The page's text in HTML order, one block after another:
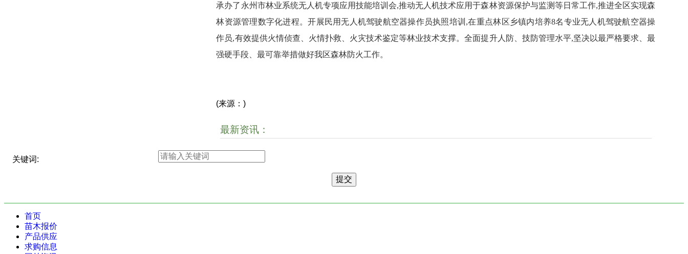
承办了永州市林业系统无人机专项应用技能培训会,推动无人机技术应用于森林资源保护与监测等日常工作,推进全区实现森
林资源管理数字化进程。开展民用无人机驾驶航空器操作员执照培训,在重点林区乡镇内培养8名专业无人机驾驶航空器操
作员,有效提供火情侦查、火情扑救、火灾技术鉴定等林业技术支撑。全面提升人防、技防管理水平,坚决以最严格要求、最
强硬手段、最可靠举措做好我区森林防火工作。
(来源：)
最新资讯：
关键词:
首页
苗木报价
产品供应
求购信息